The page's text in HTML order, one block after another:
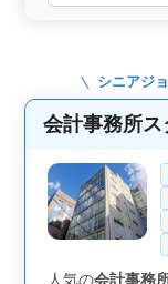
＜働きやすい環
日祝日が完全に
ベートの両立が
く、月平均10時
確保しやすいで
れるので、通勤
城県内での安定
す。 ＜ベテラ
計事務所での経
おり、今まで培
所得税や法人税
優遇されるため
シニアジ
会計事務所ス
人気の会計事務